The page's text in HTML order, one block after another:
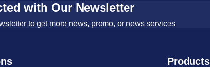
with Our Newsletter
to get more news, promo, or news services
Products